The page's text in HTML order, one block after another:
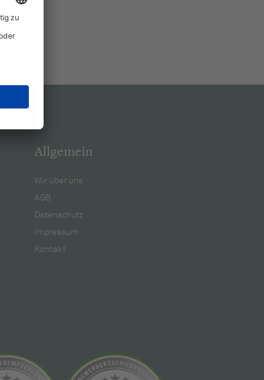
Allgemein
Wir über uns
AGB
Datenschutz
Impressum
Kontakt